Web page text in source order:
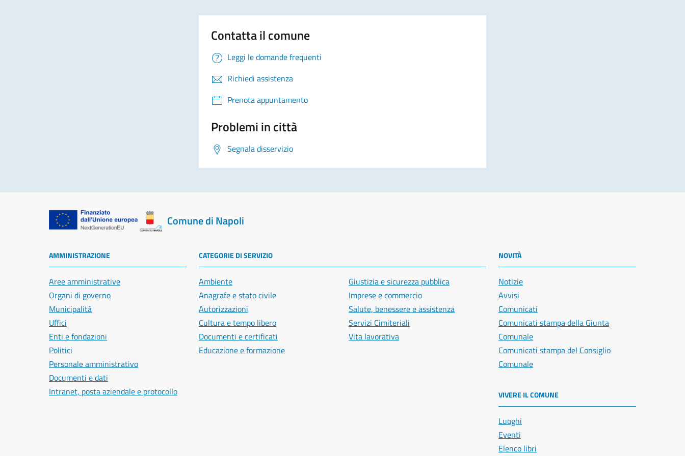
Contatta il comune
Leggi le domande frequenti
Richiedi assistenza
Prenota appuntamento
Problemi in città
Segnala disservizio
Comune di Napoli
AMMINISTRAZIONE
Aree amministrative
Organi di governo
Municipalità
Uffici
Enti e fondazioni
Politici
Personale amministrativo
Documenti e dati
Intranet, posta aziendale e protocollo
CATEGORIE DI SERVIZIO
Ambiente
Anagrafe e stato civile
Autorizzazioni
Cultura e tempo libero
Documenti e certificati
Educazione e formazione
Giustizia e sicurezza pubblica
Imprese e commercio
Salute, benessere e assistenza
Servizi Cimiteriali
Vita lavorativa
NOVITÀ
Notizie
Avvisi
Comunicati
Comunicati stampa della Giunta
Comunale
Comunicati stampa del Consiglio
Comunale
VIVERE IL COMUNE
Luoghi
Eventi
Elenco libri